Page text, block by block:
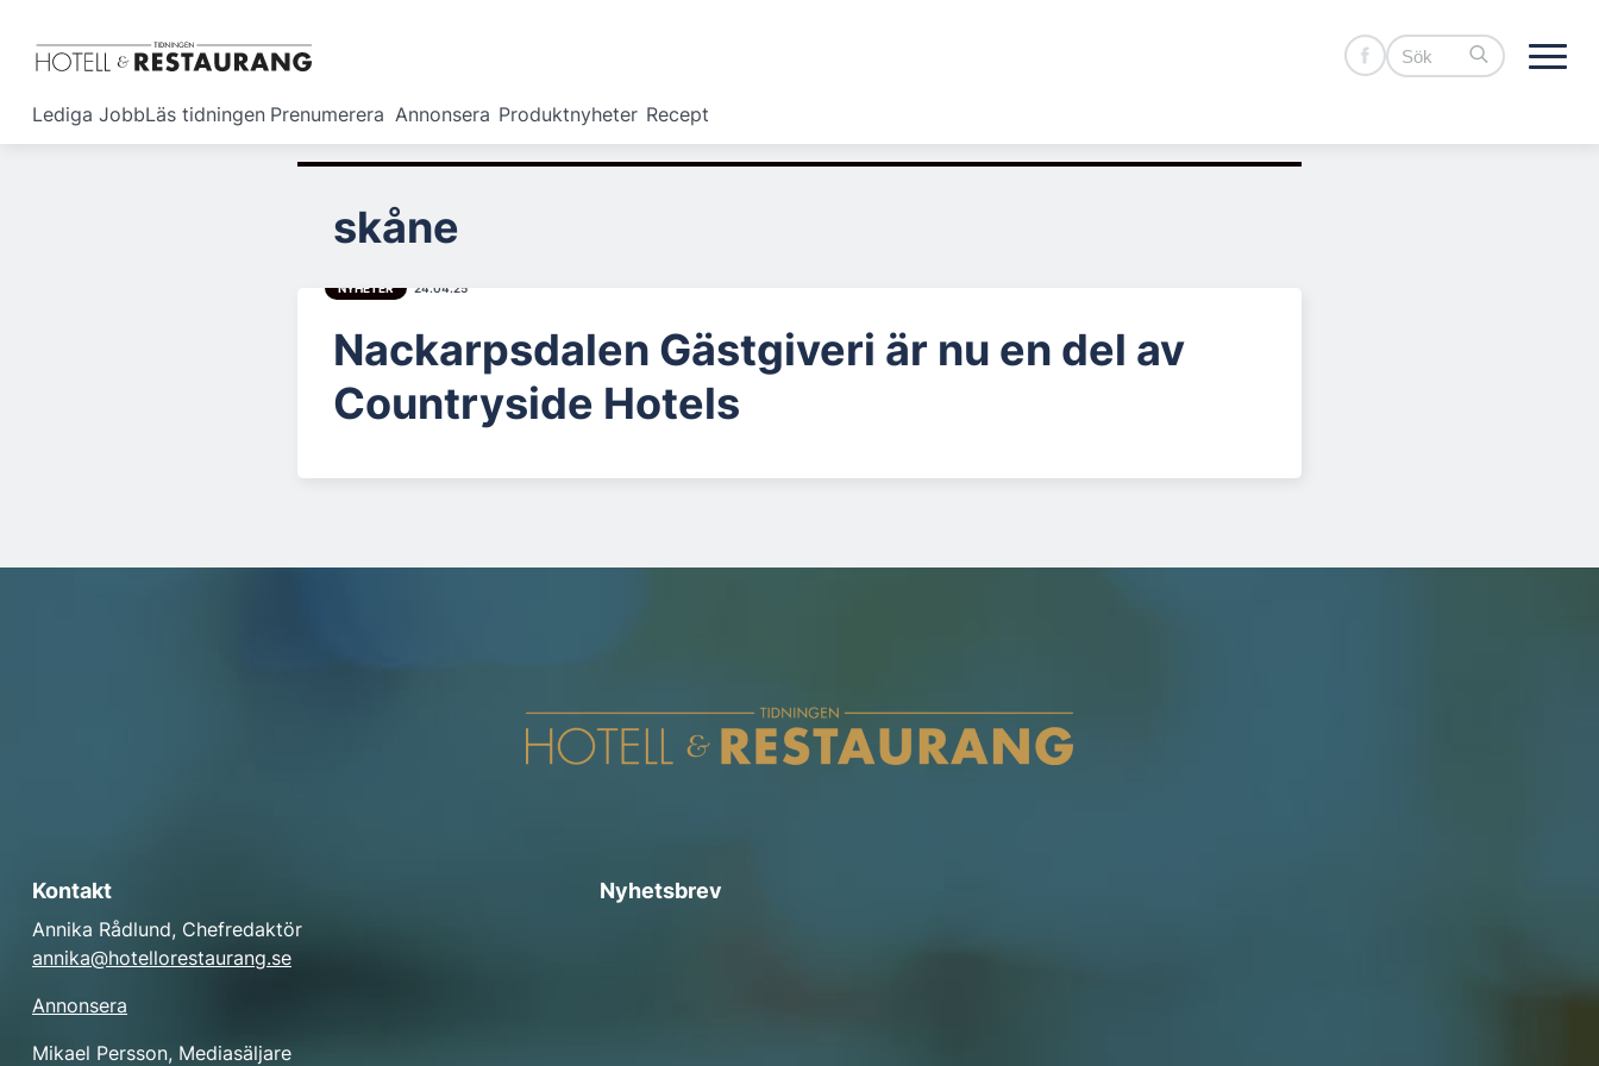
Lediga JobbLäs tidningen Prenumerera Annonsera Produktnyheter Recept
skåne
NYHETER 24.04.25
Nackarpsdalen Gästgiveri är nu en del av
Countryside Hotels
Kontakt
Annika Rådlund, Chefredaktör
annika@hotellorestaurang.se
Annonsera
Mikael Persson, Mediasäljare
Nyhetsbrev